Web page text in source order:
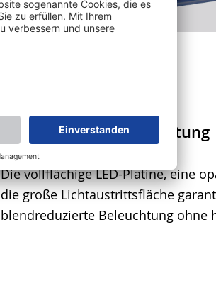
Harmonische Ausleuchtung
Die vollflächige LED-Platine, eine
die große Lichtaustrittsfläche
blendreduzierte Beleuchtung ohne